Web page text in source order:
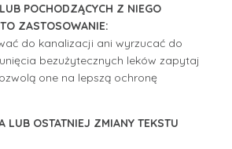
POCHODZĄCYCH Z NIEGO
ZASTOSOWANIE:
do kanalizacji ani wyrzucać do
bezużytecznych leków zapytaj
one na lepszą ochronę
LUB OSTATNIEJ ZMIANY TEKSTU